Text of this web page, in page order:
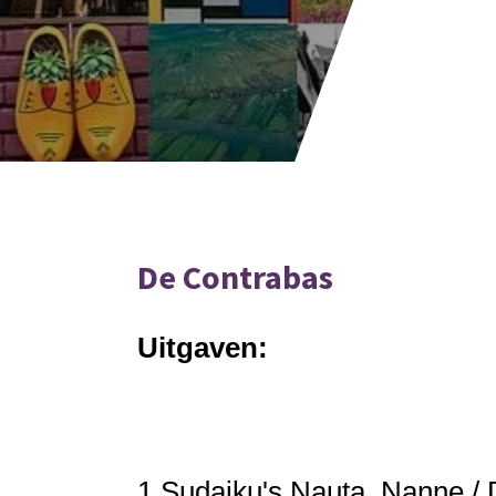
De Contrabas
Uitgaven: